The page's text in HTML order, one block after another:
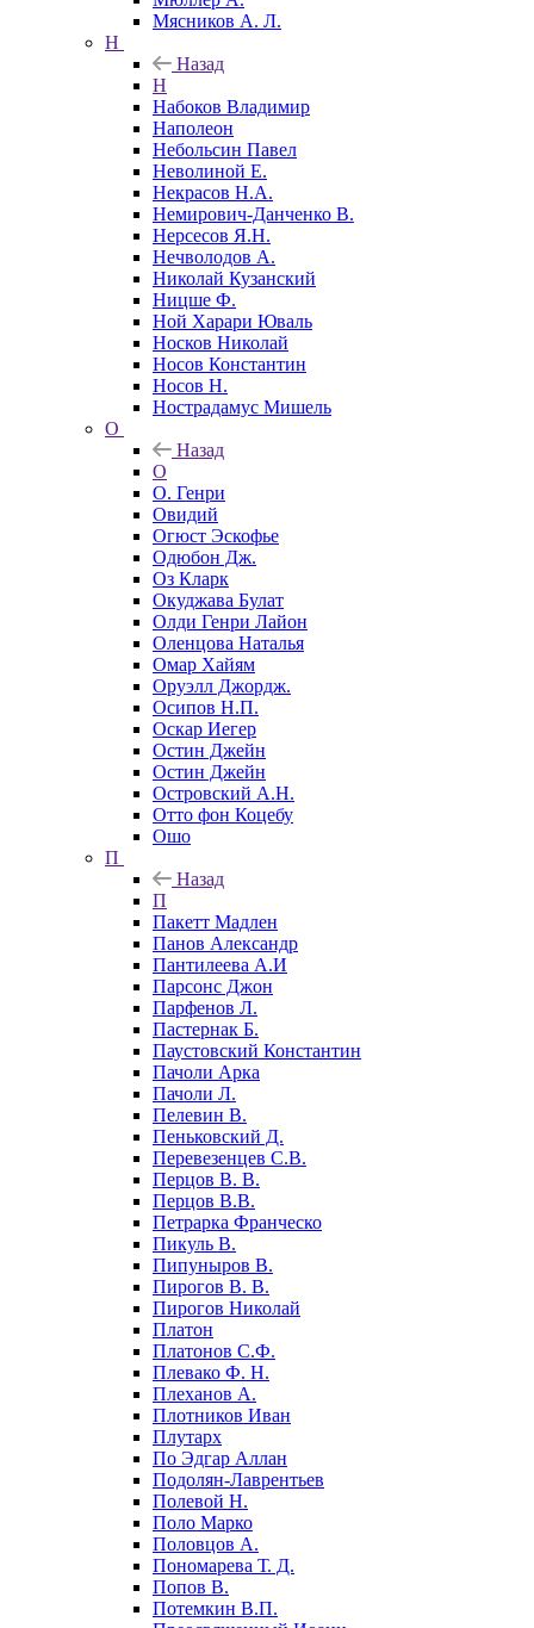
Мясников А. Л.
Н
Назад
Н
Набоков Владимир
Наполеон
Небольсин Павел
Неволиной Е.
Некрасов Н.А.
Немирович-Данченко В.
Нерсесов Я.Н.
Нечволодов А.
Николай Кузанский
Ницше Ф.
Ной Харари Юваль
Носков Николай
Носов Константин
Носов Н.
Нострадамус Мишель
О
Назад
О
О. Генри
Овидий
Огюст Эскофье
Одюбон Дж.
Оз Кларк
Окуджава Булат
Олди Генри Лайон
Оленцова Наталья
Омар Хайям
Оруэлл Джордж.
Осипов Н.П.
Оскар Иегер
Остин Джейн
Остин Джейн
Островский А.Н.
Отто фон Коцебу
Ошо
П
Назад
П
Пакетт Мадлен
Панов Александр
Пантилеева А.И
Парсонс Джон
Парфенов Л.
Пастернак Б.
Паустовский Константин
Пачоли Арка
Пачоли Л.
Пелевин В.
Пеньковский Д.
Перевезенцев С.В.
Перцов В. В.
Перцов В.В.
Петрарка Франческо
Пикуль В.
Пипуныров В.
Пирогов В. В.
Пирогов Николай
Платон
Платонов С.Ф.
Плевако Ф. Н.
Плеханов А.
Плотников Иван
Плутарх
По Эдгар Аллан
Подолян-Лаврентьев
Полевой Н.
Поло Марко
Половцов А.
Пономарева Т. Д.
Попов В.
Потемкин В.П.